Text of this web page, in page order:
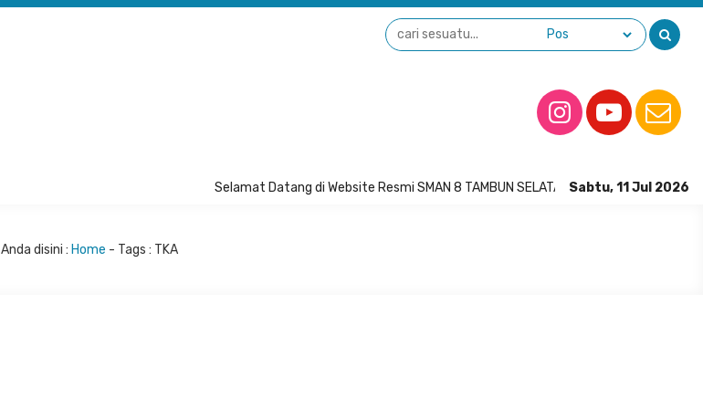
Sabtu, 11 Jul 2026
Selamat Datang di Website Resmi SMAN 8 TAMBUN SELATAN
Anda disini : Home - Tags : TKA